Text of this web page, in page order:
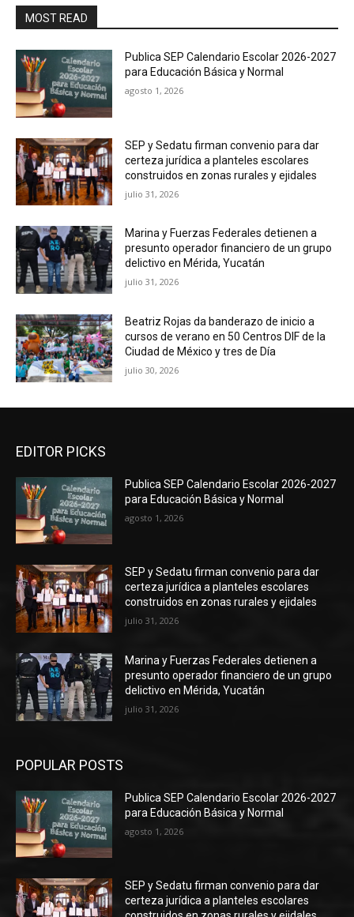
MOST READ
Publica SEP Calendario Escolar 2026-2027
para Educación Básica y Normal
agosto 1, 2026
SEP y Sedatu firman convenio para dar
certeza jurídica a planteles escolares
construidos en zonas rurales y ejidales
julio 31, 2026
Marina y Fuerzas Federales detienen a
presunto operador financiero de un grupo
delictivo en Mérida, Yucatán
julio 31, 2026
Beatriz Rojas da banderazo de inicio a
cursos de verano en 50 Centros DIF de la
Ciudad de México y tres de Día
julio 30, 2026
EDITOR PICKS
Publica SEP Calendario Escolar 2026-2027
para Educación Básica y Normal
agosto 1, 2026
SEP y Sedatu firman convenio para dar
certeza jurídica a planteles escolares
construidos en zonas rurales y ejidales
julio 31, 2026
Marina y Fuerzas Federales detienen a
presunto operador financiero de un grupo
delictivo en Mérida, Yucatán
julio 31, 2026
POPULAR POSTS
Publica SEP Calendario Escolar 2026-2027
para Educación Básica y Normal
agosto 1, 2026
SEP y Sedatu firman convenio para dar
certeza jurídica a planteles escolares